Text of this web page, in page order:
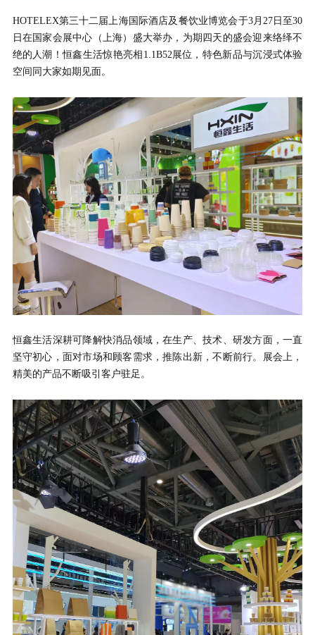
HOTELEX第三十二届上海国际酒店及餐饮业博览会于3月27日至30
日在国家会展中心（上海）盛大举办，为期四天的盛会迎来络绎不
绝的人潮！恒鑫生活惊艳亮相1.1B52展位，特色新品与沉浸式体验
空间同大家如期见面。
恒鑫生活深耕可降解快消品领域，在生产、技术、研发方面，一直
坚守初心，面对市场和顾客需求，推陈出新，不断前行。展会上，
精美的产品不断吸引客户驻足。